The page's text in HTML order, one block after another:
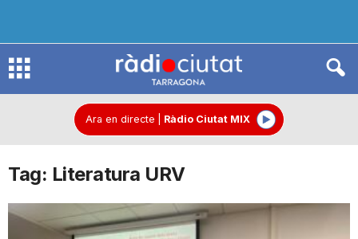
R
d
i
Ara en directe Ràdio Ciutat MIX
Tag: Literatura URV